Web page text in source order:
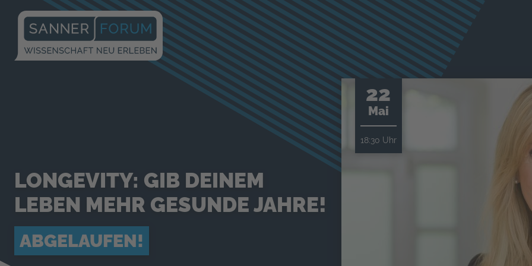
LONGEVITY: GIB DEINEM
LEBEN MEHR GESUNDE JAHRE!
ABGELAUFEN!
22
Mai
18:30 Uhr